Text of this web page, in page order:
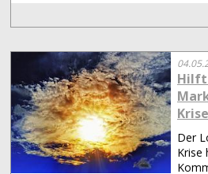
Hilft
Der
Krise